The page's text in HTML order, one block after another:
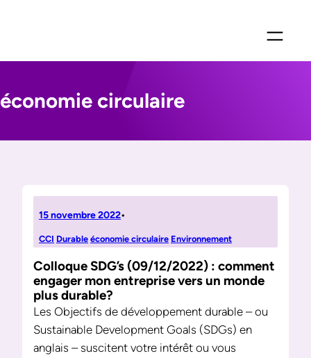
économie circulaire
15 novembre 2022•
CCI Durable économie circulaire Environnement
Colloque SDG’s (09/12/2022) : comment
engager mon entreprise vers un monde
plus durable?
Les Objectifs de développement durable – ou
Sustainable Development Goals (SDGs) en
anglais – suscitent votre intérêt ou vous